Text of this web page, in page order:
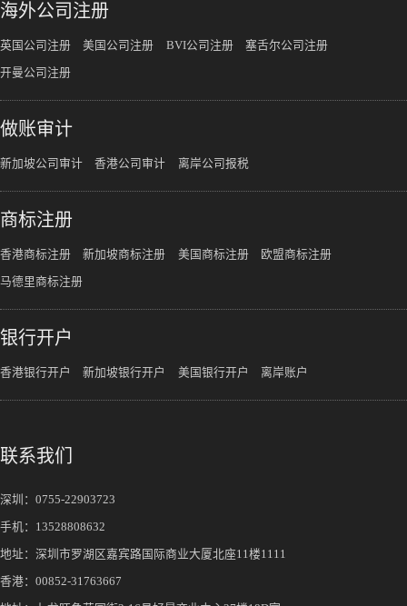
海外公司注册
英国公司注册 美国公司注册 BVI公司注册 塞舌尔公司注册
开曼公司注册
做账审计
新加坡公司审计 香港公司审计 离岸公司报税
商标注册
香港商标注册 新加坡商标注册 美国商标注册 欧盟商标注册
马德里商标注册
银行开户
香港银行开户 新加坡银行开户 美国银行开户 离岸账户
联系我们
深圳： 0755-22903723
手机： 13528808632
地址：深圳市罗湖区嘉宾路国际商业大厦北座11楼1111
香港：00852-31763667